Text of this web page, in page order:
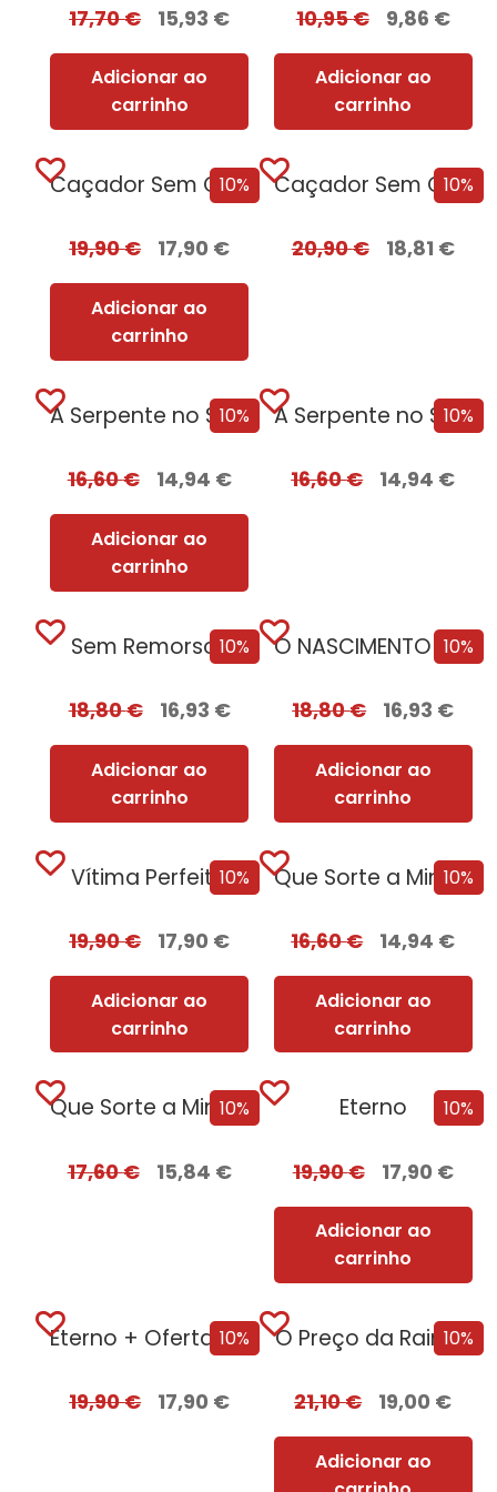
17,70€ 15,93 €
Adicionar ao
carrinho
10,95€ 9,86 €
Adicionar ao
carrinho
10%
Caçador Sem Coração
19,90€ 17,90 €
Adicionar ao
carrinho
10%
Caçador Sem Coração Edição com EDGES
20,90€ 18,81 €
10%
A Serpente no Sótão
16,60€ 14,94 €
Adicionar ao
carrinho
10%
A Serpente no Sótão + oferta O Deus das Moscas Tem Fome
16,60€ 14,94 €
10%
Sem Remorsos
18,80€ 16,93 €
Adicionar ao
carrinho
10%
O NASCIMENTO DA TERRA: Como o nosso planeta gerou vida
18,80€ 16,93 €
Adicionar ao
carrinho
10%
Vítima Perfeita
19,90€ 17,90 €
Adicionar ao
carrinho
10%
Que Sorte a Minha Tua
16,60€ 14,94 €
Adicionar ao
carrinho
10%
Que Sorte a Minha Tua – Edição com EDGES
17,60€ 15,84 €
10%
Eterno
19,90€ 17,90 €
Adicionar ao
carrinho
10%
Eterno + Oferta Inocência Mortal
19,90€ 17,90 €
10%
O Preço da Rainha
21,10€ 19,00 €
Adicionar ao